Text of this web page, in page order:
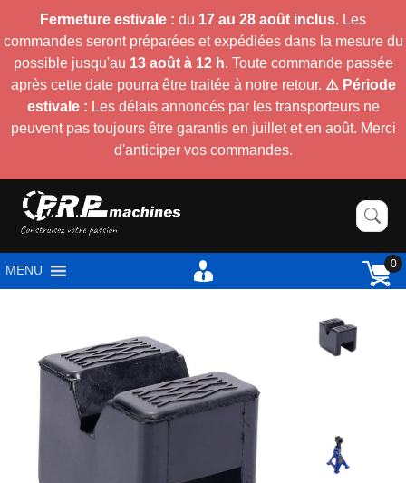
Fermeture estivale : du 17 au 28 août inclus. Les
commandes seront préparées et expédiées dans la mesure du
possible jusqu'au 13 août à 12 h. Toute commande passée
après cette date pourra être traitée à notre retour. ⚠️ Période
estivale : Les délais annoncés par les transporteurs ne
peuvent pas toujours être garantis en juillet et en août. Merci
d'anticiper vos commandes.
MENU 0